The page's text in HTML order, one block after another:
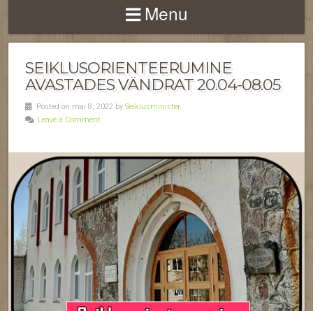
Menu
SEIKLUSORIENTEERUMINE
AVASTADES VÄNDRAT 20.04-08.05
Posted on mai 8, 2022 by Seiklusminister
Leave a Comment